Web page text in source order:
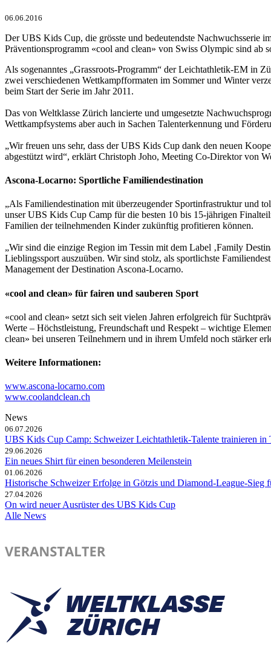
06.06.2016
Der UBS Kids Cup, die grösste und bedeutendste Nachwuchsserie
Präventionsprogramm «cool and clean» von Swiss Olympic sind ab
Als sogenanntes „Grassroots-Programm“ der Leichtathletik-EM in
zwei verschiedenen Wettkampfformaten im Sommer und Winter
beim Start der Serie im Jahr 2011.
Das von Weltklasse Zürich lancierte und umgesetzte
Wettkampfsystems aber auch in Sachen Talenterkennung und
„Wir freuen uns sehr, dass der UBS Kids Cup dank den neuen
abgestützt wird“, erklärt Christoph Joho, Meeting Co-Direktor von
Ascona-Locarno: Sportliche Familiendestination
„Als Familiendestination mit überzeugender Sportinfrastruktur und
unser UBS Kids Cup Camp für die besten 10 bis 15-jährigen
Familien der teilnehmenden Kinder zukünftig profitieren können.
„Wir sind die einzige Region im Tessin mit dem Label ‚Family
Lieblingssport auszuüben. Wir sind stolz, als sportlichste
Management der Destination Ascona-Locarno.
«cool and clean» für fairen und sauberen Sport
«cool and clean» setzt sich seit vielen Jahren erfolgreich für
Werte – Höchstleistung, Freundschaft und Respekt – wichtige
clean» bei unseren Teilnehmern und in ihrem Umfeld noch stärker
Weitere Informationen:
www.ascona-locarno.com
www.coolandclean.ch
News
06.07.2026
UBS Kids Cup Camp: Schweizer Leichtathletik-Talente trainieren in
29.06.2026
Ein neues Shirt für einen besonderen Meilenstein
01.06.2026
Historische Schweizer Erfolge in Götzis und Diamond-League-Sieg
27.04.2026
On wird neuer Ausrüster des UBS Kids Cup
Alle News